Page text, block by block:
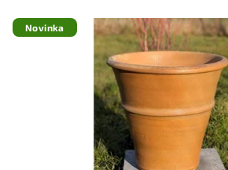
Novinka